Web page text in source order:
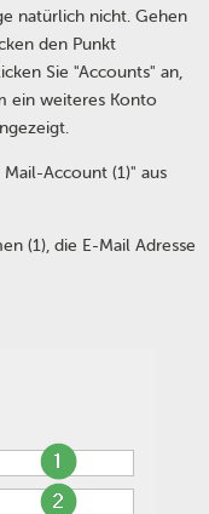
natürlich nicht. Gehen
den Punkt
Sie "Accounts" an,
ein weiteres Konto
Account (1)" aus
(1), die E-Mail Adresse